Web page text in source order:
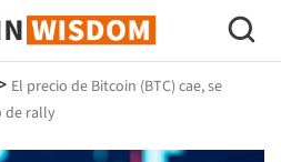
de Bitcoin
El precio de Bitcoin (BTC) cae, se
de rally